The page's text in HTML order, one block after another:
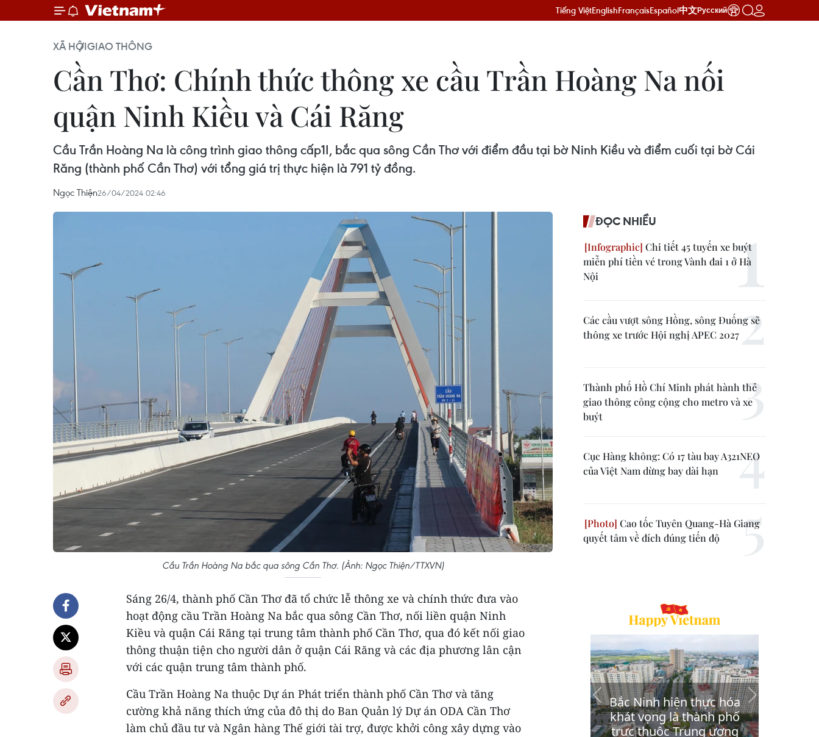
Tiếng ViệtEnglishFrançaisEspañol中文Русский
XÃ HỘIGIAO THÔNG
Cần Thơ: Chính thức thông xe cầu Trần Hoàng Na nối
quận Ninh Kiều và Cái Răng
Cầu Trần Hoàng Na là công trình giao thông cấp1I, bắc qua sông Cần Thơ với điểm đầu tại bờ Ninh Kiều và điểm cuối tại bờ Cái
Răng (thành phố Cần Thơ) với tổng giá trị thực hiện là 791 tỷ đồng.
Ngọc Thiện26/04/2024 02:46
Cầu Trần Hoàng Na bắc qua sông Cần Thơ. (Ảnh: Ngọc Thiện/TTXVN)
Sáng 26/4, thành phố Cần Thơ đã tổ chức lễ thông xe và chính thức đưa vào
hoạt động cầu Trần Hoàng Na bắc qua sông Cần Thơ, nối liền quận Ninh
Kiều và quận Cái Răng tại trung tâm thành phố Cần Thơ, qua đó kết nối giao
thông thuận tiện cho người dân ở quận Cái Răng và các địa phương lân cận
với các quận trung tâm thành phố.
Cầu Trần Hoàng Na thuộc Dự án Phát triển thành phố Cần Thơ và tăng
cường khả năng thích ứng của đô thị do Ban Quản lý Dự án ODA Cần Thơ
làm chủ đầu tư và Ngân hàng Thế giới tài trợ, được khởi công xây dựng vào
ĐỌC NHIỀU
Chi tiết 45 tuyến xe buýt
miễn phí tiền vé trong Vành đai 1 ở Hà
Nội
Các cầu vượt sông Hồng, sông Đuống sẽ
thông xe trước Hội nghị APEC 2027
Thành phố Hồ Chí Minh phát hành thẻ
giao thông công cộng cho metro và xe
buýt
Cục Hàng không: Có 17 tàu bay A321NEO
của Việt Nam dừng bay dài hạn
Cao tốc Tuyên Quang-Hà Giang
quyết tâm về đích đúng tiến độ